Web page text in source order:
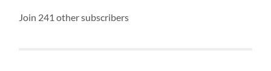
Join 241 other subscribers